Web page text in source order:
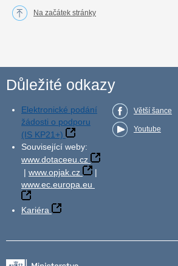
Na začátek stránky
Důležité odkazy
Elektronické podání
žádosti o podporu
(IS KP21+)
Související weby:
www.dotaceeu.cz
| www.opjak.cz
|
www.ec.europa.eu
Kariéra
Větší šance
Youtube